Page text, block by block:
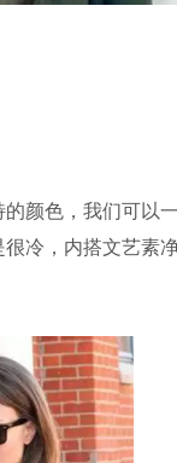
颜色，我们可以
冷，内搭文艺素